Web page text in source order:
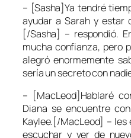
– [Sasha]Ya tendré
ayudar a Sarah y estar
[/Sasha] – respondió.
mucha confianza, pero
alegró enormemente
sería un secreto con
– [MacLeod]Hablaré
Diana se encuentre
Kaylee.[/MacLeod] – les
escuchar y ver de